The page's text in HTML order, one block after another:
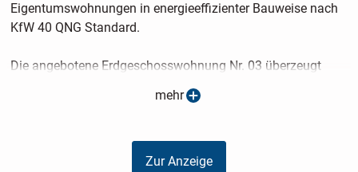
Eigentumswohnungen in energieeffizienter Bauweise nach
KfW 40 QNG Standard.
Die angebotene Erdgeschosswohnung Nr. 03 überzeugt
durch eine durchdachte Raumaufteilung, helle Wohnräume
und einen privaten Außenbereich - ideal für Eigennutzer,
Das Herzstück der Wohnung ist der großzügige Wohn-, Ess-
mehr
Zur Anzeige